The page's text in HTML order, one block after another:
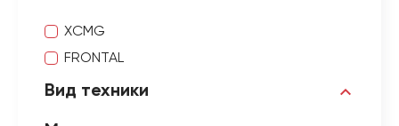
XCMG
FRONTAL
Вид техники